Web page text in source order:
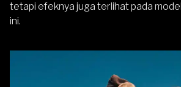
tetapi efeknya juga terlihat pada
ini.